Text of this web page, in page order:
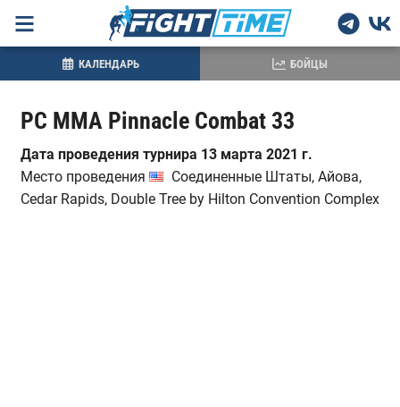
PC MMA Pinnacle Combat 33
Дата проведения турнира 13 марта 2021 г.
Место проведения
Соединенные Штаты, Айова,
Cedar Rapids, Double Tree by Hilton Convention Complex
КАЛЕНДАРЬ БОЙЦЫ